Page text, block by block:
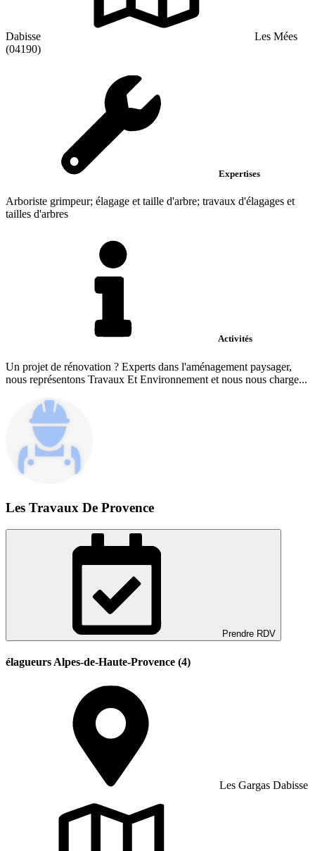
Dabisse
Les Mées
(04190)
Expertises
Arboriste grimpeur; élagage et taille d'arbre; travaux d'élagages et
tailles d'arbres
Activités
Un projet de rénovation ? Experts dans l'aménagement paysager,
nous représentons Travaux Et Environnement et nous nous charge...
Les Travaux De Provence
Prendre RDV
élagueurs Alpes-de-Haute-Provence (4)
Les Gargas Dabisse